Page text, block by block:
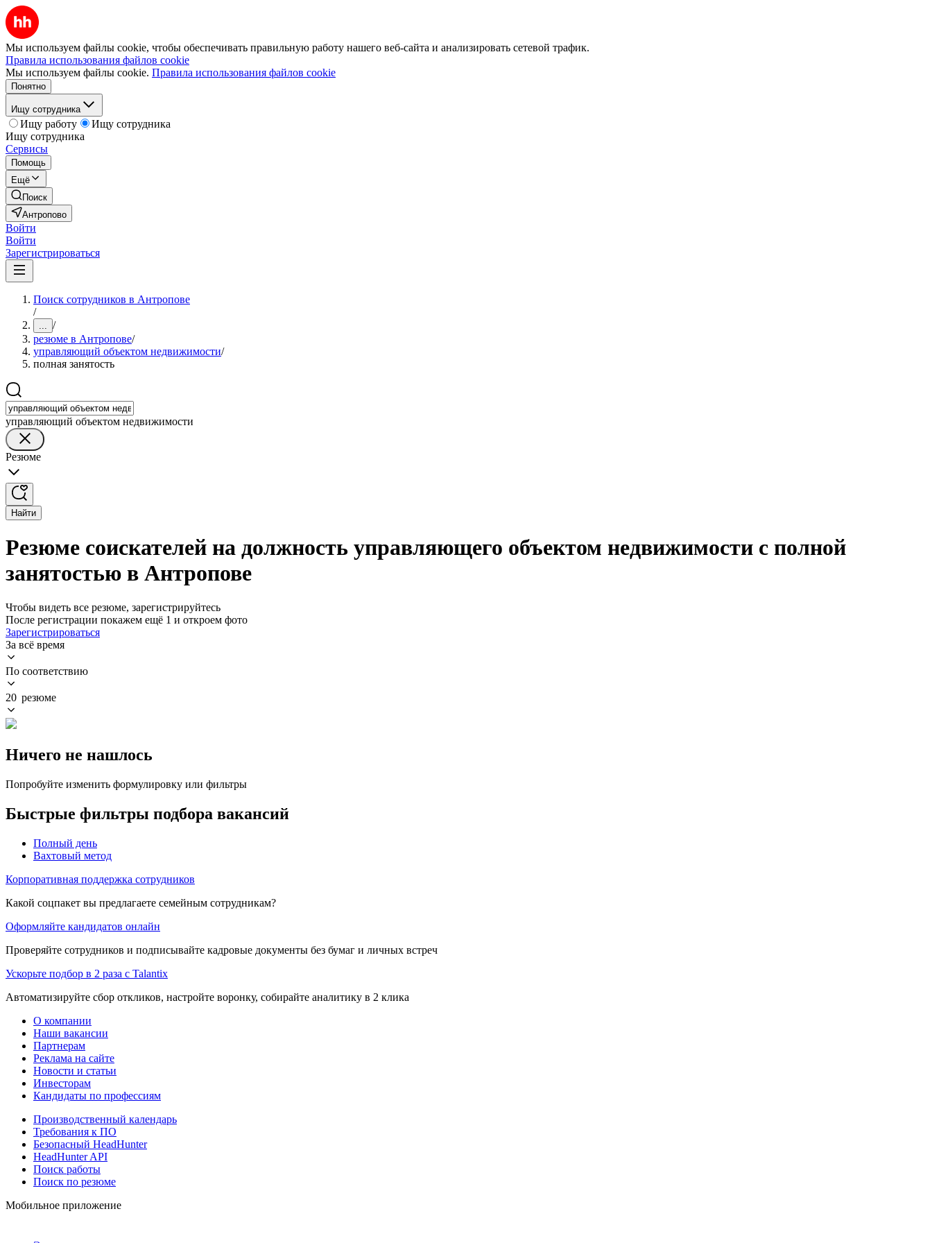
Мы используем файлы cookie, чтобы обеспечивать правильную работу нашего веб-сайта и анализировать сетевой трафик.
Правила использования файлов cookie
Мы используем файлы cookie. Правила использования файлов cookie
Понятно
Ищу сотрудника
Ищу работу
Ищу сотрудника
Ищу сотрудника
Сервисы
Помощь
Ещё
Поиск
Антропово
Войти
Войти
Зарегистрироваться
Поиск сотрудников в Антропове
/
... /
резюме в Антропове/
управляющий объектом недвижимости/
полная занятость
управляющий объектом недвижимости
Резюме
Найти
Резюме соискателей на должность управляющего объектом недвижимости с полной
занятостью в Антропове
Чтобы видеть все резюме, зарегистрируйтесь
После регистрации покажем ещё 1 и откроем фото
Зарегистрироваться
За всё время
По соответствию
20 резюме
Ничего не нашлось
Попробуйте изменить формулировку или фильтры
Быстрые фильтры подбора вакансий
Полный день
Вахтовый метод
Корпоративная поддержка сотрудников
Какой соцпакет вы предлагаете семейным сотрудникам?
Оформляйте кандидатов онлайн
Проверяйте сотрудников и подписывайте кадровые документы без бумаг и личных встреч
Ускорьте подбор в 2 раза с Talantix
Автоматизируйте сбор откликов, настройте воронку, собирайте аналитику в 2 клика
О компании
Наши вакансии
Партнерам
Реклама на сайте
Новости и статьи
Инвесторам
Кандидаты по профессиям
Производственный календарь
Требования к ПО
Безопасный HeadHunter
HeadHunter API
Поиск работы
Поиск по резюме
Мобильное приложение